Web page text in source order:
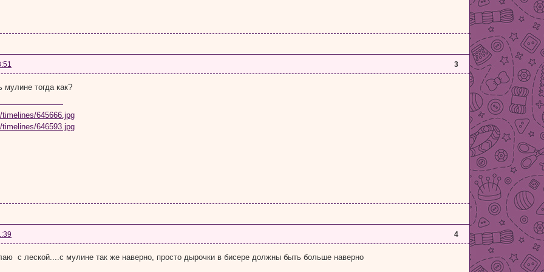
3
тогда как?
4
с леской....с мулине так же наверно, просто дырочки в бисере должны быть больше наверно